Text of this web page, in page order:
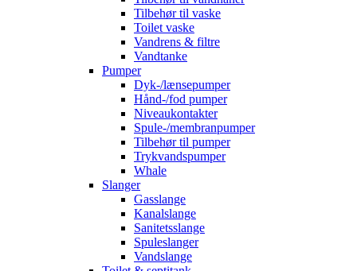
Tilbehør til vaske
Toilet vaske
Vandrens & filtre
Vandtanke
Pumper
Dyk-/lænsepumper
Hånd-/fod pumper
Niveaukontakter
Spule-/membranpumper
Tilbehør til pumper
Trykvandspumper
Whale
Slanger
Gasslange
Kanalslange
Sanitetsslange
Spuleslanger
Vandslange